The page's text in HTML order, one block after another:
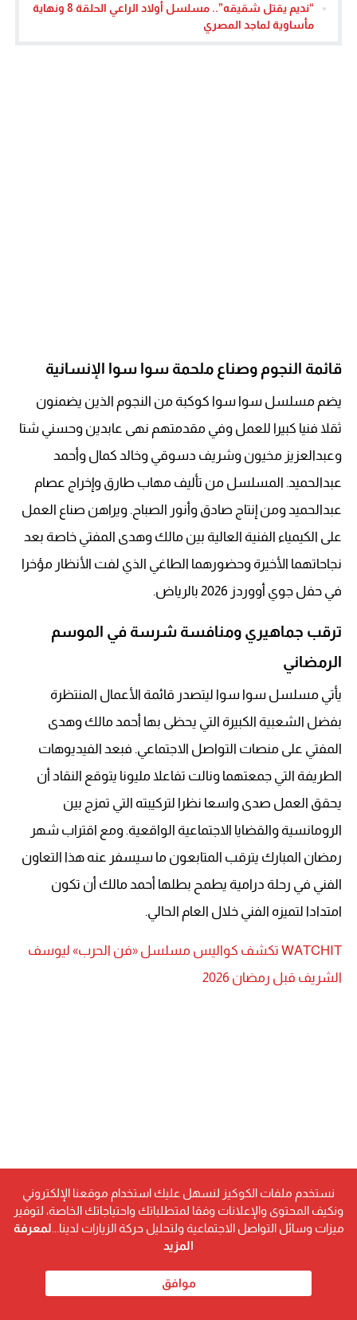
“نديم يقتل شقيقه”.. مسلسل أولاد الراعي الحلقة 8 ونهاية
مأساوية لماجد المصري
قائمة النجوم وصناع ملحمة سوا سوا الإنسانية
يضم مسلسل سوا سوا كوكبة من النجوم الذين يضمنون
ثقلا فنيا كبيرا للعمل وفي مقدمتهم نهى عابدين وحسني شتا
وعبدالعزيز مخيون وشريف دسوقي وخالد كمال وأحمد
عبدالحميد. المسلسل من تأليف مهاب طارق وإخراج عصام
عبدالحميد ومن إنتاج صادق وأنور الصباح. ويراهن صناع العمل
على الكيمياء الفنية العالية بين مالك وهدى المفتي خاصة بعد
نجاحاتهما الأخيرة وحضورهما الطاغي الذي لفت الأنظار مؤخرا
في حفل جوي أووردز 2026 بالرياض.
ترقب جماهيري ومنافسة شرسة في الموسم
الرمضاني
يأتي مسلسل سوا سوا ليتصدر قائمة الأعمال المنتظرة
بفضل الشعبية الكبيرة التي يحظى بها أحمد مالك وهدى
المفتي على منصات التواصل الاجتماعي. فبعد الفيديوهات
الطريفة التي جمعتهما ونالت تفاعلا مليونا يتوقع النقاد أن
يحقق العمل صدى واسعا نظرا لتركيبته التي تمزج بين
الرومانسية والقضايا الاجتماعية الواقعية. ومع اقتراب شهر
رمضان المبارك يترقب المتابعون ما سيسفر عنه هذا التعاون
الفني في رحلة درامية يطمح بطلها أحمد مالك أن تكون
امتدادا لتميزه الفني خلال العام الحالي.
WATCHIT تكشف كواليس مسلسل «فن الحرب» ليوسف
الشريف قبل رمضان 2026
نستخدم ملفات الكوكيز لنسهل عليك استخدام موقعنا الإلكتروني
ونكيف المحتوى والإعلانات وفقا لمتطلباتك واحتياجاتك الخاصة، لتوفير
ميزات وسائل التواصل الاجتماعية ولتحليل حركة الزيارات لدينا... لمعرفة
المزيد
موافق